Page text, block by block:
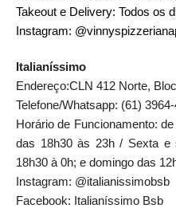
Takeout e Delivery: Todos os
Instagram:
Italianíssimo
Endereço:CLN 412 Norte,
Telefone/Whatsapp: (61)
Horário de Funcionamento:
das 18h30 às 23h / Sexta e
18h30 à 0h; e domingo das
Instagram: @italianissimobsb
Facebook: Italianíssimo Bsb